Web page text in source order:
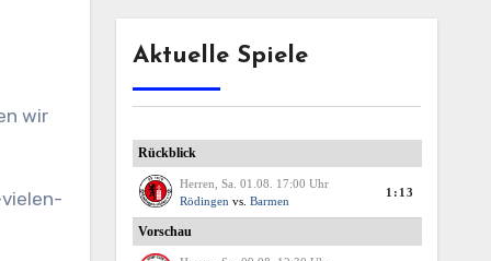
wir
Aktuelle Spiele